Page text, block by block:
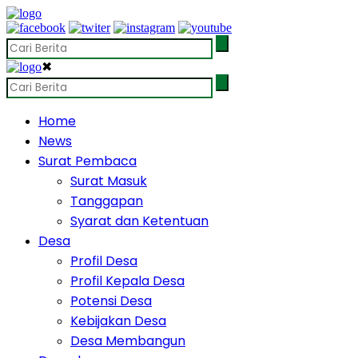
✖
Home
News
Surat Pembaca
Surat Masuk
Tanggapan
Syarat dan Ketentuan
Desa
Profil Desa
Profil Kepala Desa
Potensi Desa
Kebijakan Desa
Desa Membangun